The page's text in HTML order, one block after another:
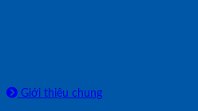
Giới thiệu chung